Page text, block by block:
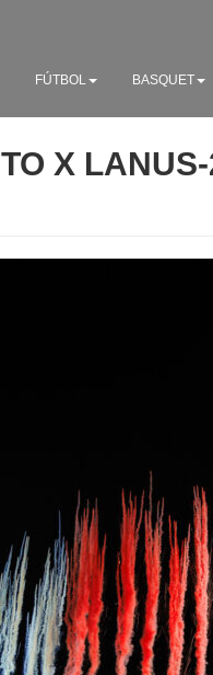
FÚTBOL BASQUET
X